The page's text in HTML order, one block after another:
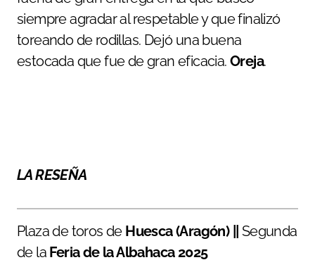
siempre agradar al respetable y que finalizó
toreando de rodillas. Dejó una buena
estocada que fue de gran eficacia. Oreja.
LA RESEÑA
Plaza de toros de Huesca (Aragón) ||
Segunda
de la Feria de la Albahaca 2025